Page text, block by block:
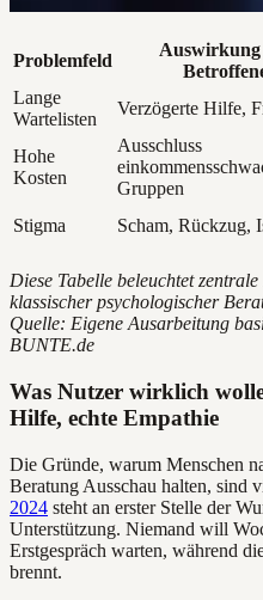
Problemfeld
Auswirkung
Lange
Wartelisten
Verzögerte Hilfe,
Hohe
Kosten
Ausschluss
Gruppen
Stigma Scham, Rückzug,
Diese Tabelle beleuchtet
klassischer psychologischer
Quelle: Eigene Ausarbeitung
BUNTE.de
Was Nutzer wirklich
Hilfe, echte Empathie
Die Gründe, warum Menschen
Beratung Ausschau halten, sind
2024 steht an erster Stelle der
Unterstützung. Niemand will
Erstgespräch warten, während
brennt.